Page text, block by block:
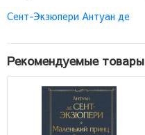
Сент-Экзюпери Антуан де
Рекомендуемые товары